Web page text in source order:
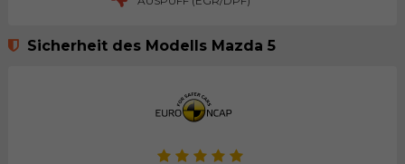
Sicherheit des Modells Mazda 5